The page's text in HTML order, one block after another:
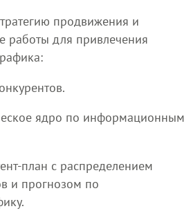
продвижения и
работы для привлечения
ядро по информационным
план с распределением
и прогнозом по